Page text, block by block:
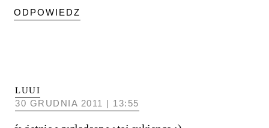
ODPOWIEDZ
LUUI
30 GRUDNIA 2011 | 13:55